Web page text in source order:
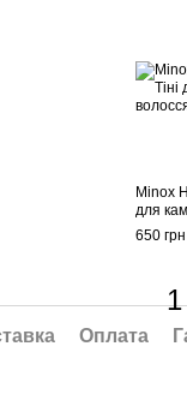
Minox
для
650 грн
Оплата